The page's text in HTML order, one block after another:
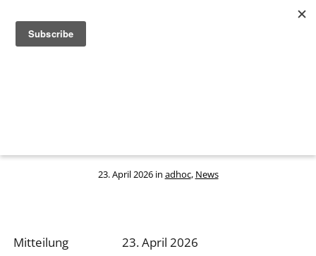
23. April 2026 in adhoc, News
Mitteilung 23. April 2026